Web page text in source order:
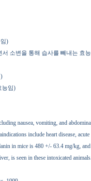
)
소변을 통해 습사를 빼내는 효
능임)
nausea, vomiting, and
include heart disease, acute
in mice is 480 +/- 63.4 mg/kg,
is seen in these intoxicated